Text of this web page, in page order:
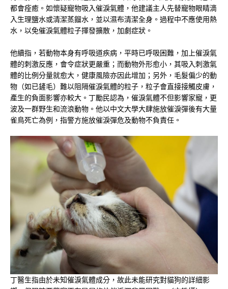
都會痊癒。如懷疑寵物吸入催淚氣體，他建議主人先替寵物眼睛滴
入生理鹽水或清潔蒸餾水，並以濕布清潔全身。過程中不應使用熱
水，以免催淚氣體粒子揮發擴散，加劇症狀。
他續指，若動物本身有呼吸道疾病，平時已呼吸困難，加上催淚氣
體的刺激反應，會令症狀更嚴重；而動物外形愈小，其吸入刺激氣
體的比例分量就愈大，健康風險亦因此增加；另外，毛髮偏少的動
物（如已鏟毛）難以阻隔催淚氣體的粒子，粒子會直接接觸皮膚，
產生的負面影響亦較大。丁勵民認為，催淚氣體不但影響家寵，更
波及一群野生和流浪動物。他以中文大學大肆施放催淚彈後有大量
雀鳥死亡為例，指警方施放催淚彈危及動物不負責任。
丁醫生指由於未知催淚氣體成分，故此未能研究對貓狗的詳細影